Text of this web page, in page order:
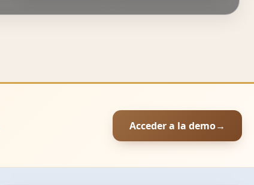
Acceder a la demo→